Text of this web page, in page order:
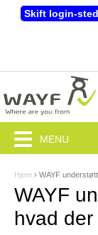
Skift login-sted
D
u
e
Hjem › WAYF
WAYF
hvad
MENU